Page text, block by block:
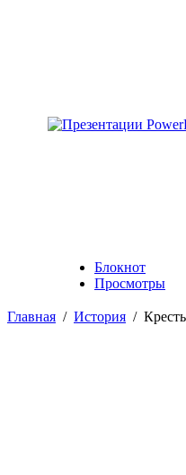
Блокнот
Просмотры
Главная / История /